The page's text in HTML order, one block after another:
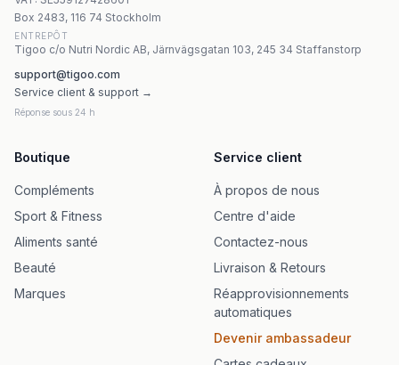
Olimp Chela - Mag B6 Forte Shot 25 ml körsbärssmak
Box 2483, 116 74 Stockholm
ENTREPÔT
Tigoo c/o Nutri Nordic AB, Järnvägsgatan 103, 245 34 Staffanstorp
support@tigoo.com
Service client & support →
Réponse sous 24 h
Boutique
Compléments
Sport & Fitness
Aliments santé
Beauté
Marques
Service client
À propos de nous
Centre d'aide
Contactez-nous
Livraison & Retours
Réapprovisionnements
automatiques
Devenir ambassadeur